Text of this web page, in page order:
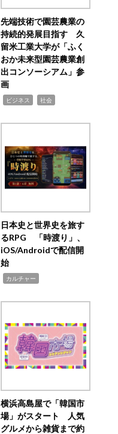
先端技術で園芸農業の
持続的発展目指す 久
留米工業大学が「ふく
おか未来型園芸農業創
出コンソーシアム」参
画
ビジネス 社会
日本史と世界史を旅す
るRPG 「時渡り」、
iOS/Androidで配信開
始
カルチャー
横浜高島屋で「韓国市
場」がスタート 人気
グルメから雑貨まで約